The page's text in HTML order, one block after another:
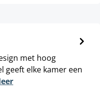
met hoog
geeft elke kamer een